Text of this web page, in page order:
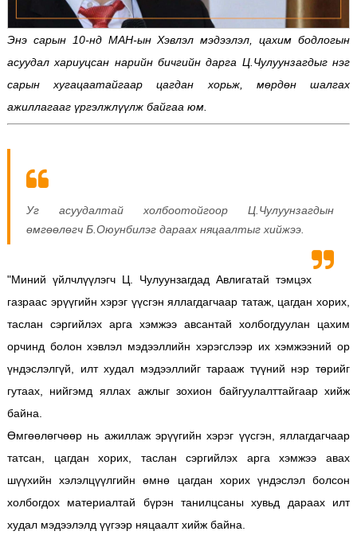
Энэ сарын 10-нд МАН-ын Хэвлэл мэдээлэл, цахим бодлогын
асуудал хариуцсан нарийн бичгийн дарга Ц.Чулуунзагдыг нэг
сарын хугацаатайгаар цагдан хорьж, мөрдөн шалгах
ажиллагааг үргэлжлүүлж байгаа юм.
Уг асуудалтай холбоотойгоор Ц.Чулуунзагдын
өмгөөлөгч Б.Оюунбилэг дараах няцаалтыг хийжээ.
"Миний үйлчлүүлэгч Ц. Чулуунзагдад Авлигатай тэмцэх
газраас эрүүгийн хэрэг үүсгэн яллагдагчаар татаж, цагдан хорих,
таслан сэргийлэх арга хэмжээ авсантай холбогдуулан цахим
орчинд болон хэвлэл мэдээллийн хэрэгслээр их хэмжээний ор
үндэслэлгүй, илт худал мэдээллийг тарааж түүний нэр төрийг
гутаах, нийгэмд яллах ажлыг зохион байгуулалттайгаар хийж
байна.
Өмгөөлөгчөөр нь ажиллаж эрүүгийн хэрэг үүсгэн, яллагдагчаар
татсан, цагдан хорих, таслан сэргийлэх арга хэмжээ авах
шүүхийн хэлэлцүүлгийн өмнө цагдан хорих үндэслэл болсон
холбогдох материалтай бүрэн танилцсаны хувьд дараах илт
худал мэдээлэлд үүгээр няцаалт хийж байна.